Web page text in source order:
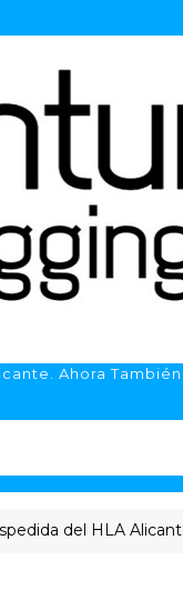
Ahora
HLA Alicante a